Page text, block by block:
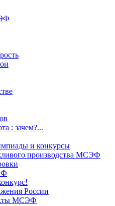
: зачем?...
и конкурсы
производства МСЭФ
России
МСЭФ